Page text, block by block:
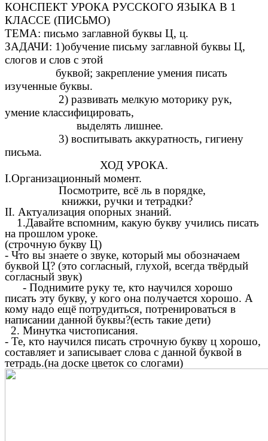
КОНСПЕКТ УРОКА РУССКОГО ЯЗЫКА В 1
КЛАССЕ (ПИСЬМО)
ТЕМА: письмо заглавной буквы Ц, ц.
ЗАДАЧИ: 1)обучение письму заглавной буквы Ц,
слогов и слов с этой
буквой; закрепление умения писать
изученные буквы.
2) развивать мелкую моторику рук,
умение классифицировать,
выделять лишнее.
3) воспитывать аккуратность, гигиену
письма.
ХОД УРОКА.
I.Организационный момент.
Посмотрите, всё ль в порядке,
книжки, ручки и тетрадки?
II. Актуализация опорных знаний.
1.Давайте вспомним, какую букву учились писать
на прошлом уроке.
(строчную букву Ц)
- Что вы знаете о звуке, который мы обозначаем
буквой Ц? (это согласный, глухой, всегда твёрдый
согласный звук)
- Поднимите руку те, кто научился хорошо
писать эту букву, у кого она получается хорошо. А
кому надо ещё потрудиться, потренироваться в
написании данной буквы?(есть такие дети)
2. Минутка чистописания.
- Те, кто научился писать строчную букву ц хорошо,
составляет и записывает слова с данной буквой в
тетрадь.(на доске цветок со слогами)